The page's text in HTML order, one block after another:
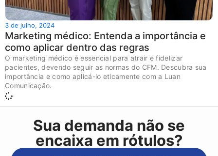
3 de julho, 2024
Marketing médico: Entenda a importância e
como aplicar dentro das regras
O marketing médico é essencial para atrair e fidelizar
pacientes, devendo seguir as normas do CFM. Descubra sua
importância e como aplicá-lo eticamente com a Luan
Comunicação.
Sua demanda não se
encaixa em rótulos?